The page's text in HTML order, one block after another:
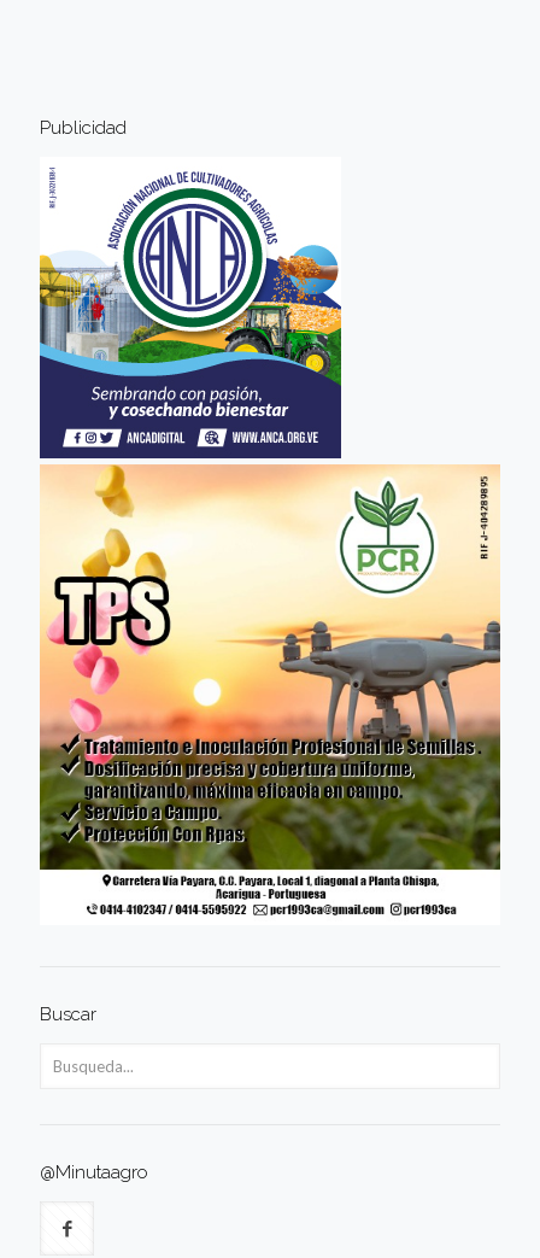
Publicidad
Buscar
@Minutaagro